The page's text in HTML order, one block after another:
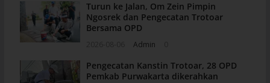
Turun ke Jalan, Om Zein Pimpin
Ngosrek dan Pengecatan Trotoar
Bersama OPD
Admin
Pengecatan Kanstin Trotoar, 28 OPD
Pemkab Purwakarta dikerahkan